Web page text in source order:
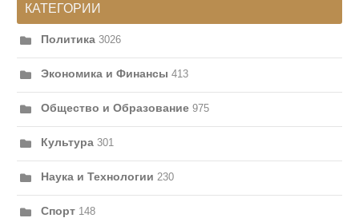
КАТЕГОРИИ
Политика 3026
Экономика и Финансы 413
Общество и Образование 975
Культура 301
Наука и Технологии 230
Спорт 148